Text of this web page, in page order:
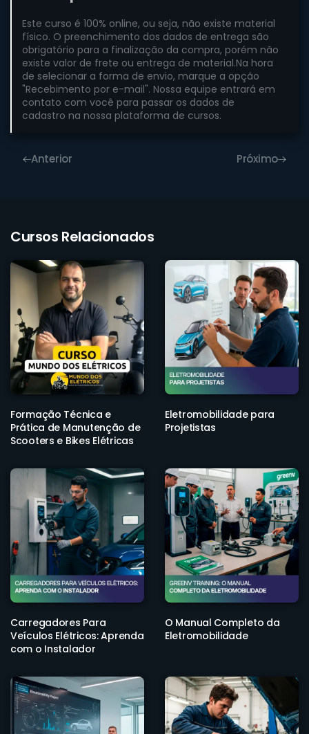
Este curso é 100% online, ou seja, não existe material
físico. O preenchimento dos dados de entrega são
obrigatório para a finalização da compra, porém não
existe valor de frete ou entrega de material.Na hora
de selecionar a forma de envio, marque a opção
"Recebimento por e-mail". Nossa equipe entrará em
contato com você para passar os dados de
cadastro na nossa plataforma de cursos.
Anterior Próximo
Cursos Relacionados
Formação Técnica e
Prática de Manutenção de
Scooters e Bikes Elétricas
Eletromobilidade para
Projetistas
Carregadores Para
Veículos Elétricos: Aprenda
com o Instalador
O Manual Completo da
Eletromobilidade